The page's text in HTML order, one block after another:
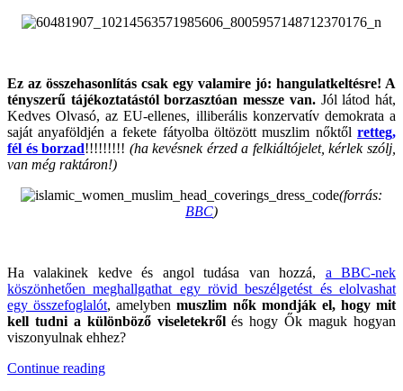
Ez az összehasonlítás csak egy valamire jó: hangulatkeltésre! A
tényszerű tájékoztatástól borzasztóan messze van. Jól látod hát,
Kedves Olvasó, az EU-ellenes, illiberális konzervatív demokrata a
saját anyaföldjén a fekete fátyolba öltözött muszlim nőktől retteg,
fél és borzad!!!!!!!!! (ha kevésnek érzed a felkiáltójelet, kérlek szólj,
van még raktáron!)
(forrás:
BBC)
Ha valakinek kedve és angol tudása van hozzá, a BBC-nek
köszönhetően meghallgathat egy rövid beszélgetést és elolvashat
egy összefoglalót, amelybenmuszlim nők mondják el, hogy mit
kell tudni a különböző viseletekrőlés hogy Ők maguk hogyan
viszonyulnak ehhez?
Continue reading“Agyarország